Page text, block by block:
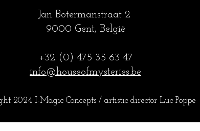
Jan Botermanstraat 2
9000 Gent, België
+32 (0) 475 35 63 47
info@houseofmysteries.be
2024 I-Magic Concepts / artistic director Luc Poppe